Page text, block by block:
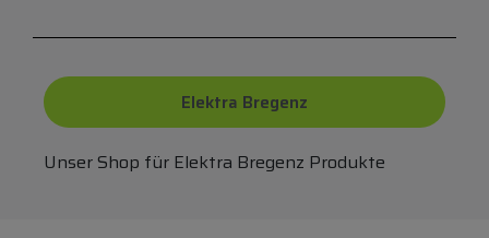
Elektra Bregenz
Unser Shop für Elektra Bregenz Produkte